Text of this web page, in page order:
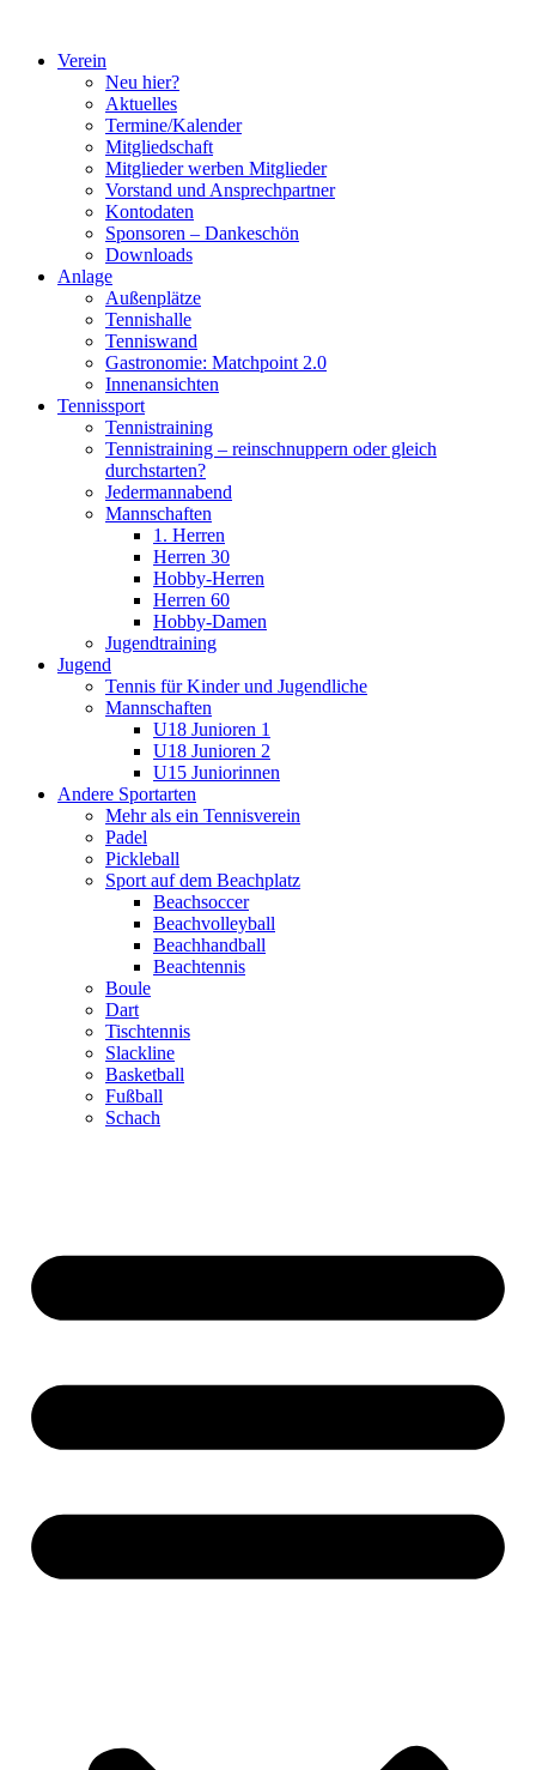
springenVerein
Neu hier?
Aktuelles
Termine/Kalender
Mitgliedschaft
Mitglieder werben Mitglieder
Vorstand und Ansprechpartner
Kontodaten
Sponsoren – Dankeschön
Downloads
Anlage
Außenplätze
Tennishalle
Tenniswand
Gastronomie: Matchpoint 2.0
Innenansichten
Tennissport
Tennistraining
Tennistraining – reinschnuppern oder gleich
durchstarten?
Jedermannabend
Mannschaften
1. Herren
Herren 30
Hobby-Herren
Herren 60
Hobby-Damen
Jugendtraining
Jugend
Tennis für Kinder und Jugendliche
Mannschaften
U18 Junioren 1
U18 Junioren 2
U15 Juniorinnen
Andere Sportarten
Mehr als ein Tennisverein
Padel
Pickleball
Sport auf dem Beachplatz
Beachsoccer
Beachvolleyball
Beachhandball
Beachtennis
Boule
Dart
Tischtennis
Slackline
Basketball
Fußball
Schach